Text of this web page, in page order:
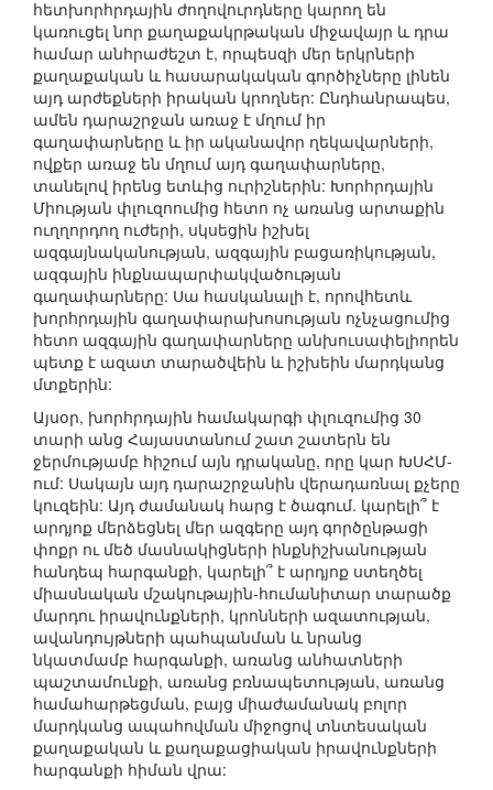
հետխորհրդային ժողովուրդները կարող են
կառուցել նոր քաղաքակրթական միջավայր և դրա
համար անհրաժեշտ է, որպեսզի մեր երկրների
քաղաքական և հասարակական գործիչները լինեն
այդ արժեքների իրական կրողներ: Ընդհանրապես,
ամեն դարաշրջան առաջ է մղում իր
գաղափարները և իր ականավոր ղեկավարների,
ովքեր առաջ են մղում այդ գաղափարները,
տանելով իրենց ետևից ուրիշներին: Խորհրդային
Միության փլուզոումից հետո ոչ առանց արտաքին
ուղղորդող ուժերի, սկսեցին իշխել
ազգայնականության, ազգային բացառիկության,
ազգային ինքնապարփակվածության
գաղափարները: Սա հասկանալի է, որովհետև
խորհրդային գաղափարախոսության ոչնչացումից
հետո ազգային գաղափարները անխուսափելիորեն
պետք է ազատ տարածվեին և իշխեին մարդկանց
մտքերին:
Այսօր, խորհրդային համակարգի փլուզումից 30
տարի անց Հայաստանում շատ շատերն են
ջերմությամբ հիշում այն դրականը, որը կար ԽՍՀՄ-
ում: Սակայն այդ դարաշրջանին վերադառնալ քչերը
կուզեին: Այդ ժամանակ հարց է ծագում. կարելի՞ է
արդյոք մերձեցնել մեր ազգերը այդ գործընթացի
փոքր ու մեծ մասնակիցների ինքնիշխանության
հանդեպ հարգանքի, կարելի՞ է արդյոք ստեղծել
միասնական մշակութային-հումանիտար տարածք
մարդու իրավունքների, կրոնների ազատության,
ավանդույթների պահպանման և նրանց
նկատմամբ հարգանքի, առանց անհատների
պաշտամունքի, առանց բռնապետության, առանց
համահարթեցման, բայց միաժամանակ բոլոր
մարդկանց ապահովման միջոցով տնտեսական
քաղաքական և քաղաքացիական իրավունքների
հարգանքի հիման վրա: